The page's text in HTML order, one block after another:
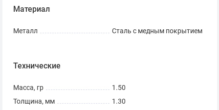
Материал
Металл Сталь с медным покрытием
Технические
Масса, гр
1.50
Толщина, мм
1.30